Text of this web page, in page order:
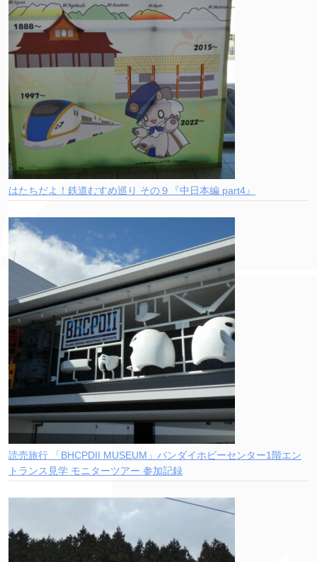
はたちだよ！鉄道むすめ巡り その９『中日本編 part4』
読売旅行 「BHCPDII MUSEUM」バンダイホビーセンター1階エン
トランス見学 モニターツアー 参加記録